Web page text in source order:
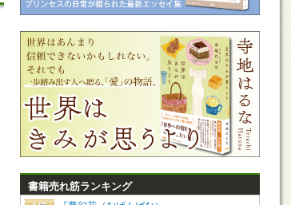
書籍売れ筋ランキング